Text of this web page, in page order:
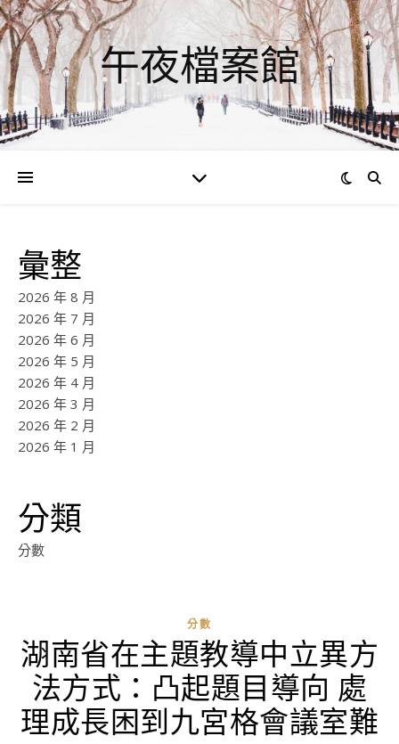
午夜檔案館
彙整
2026 年 8 月
2026 年 7 月
2026 年 6 月
2026 年 5 月
2026 年 4 月
2026 年 3 月
2026 年 2 月
2026 年 1 月
分類
分數
分數
湖南省在主題教導中立異方
法方式：凸起題目導向 處
理成長困到九宮格會議室難
評
論